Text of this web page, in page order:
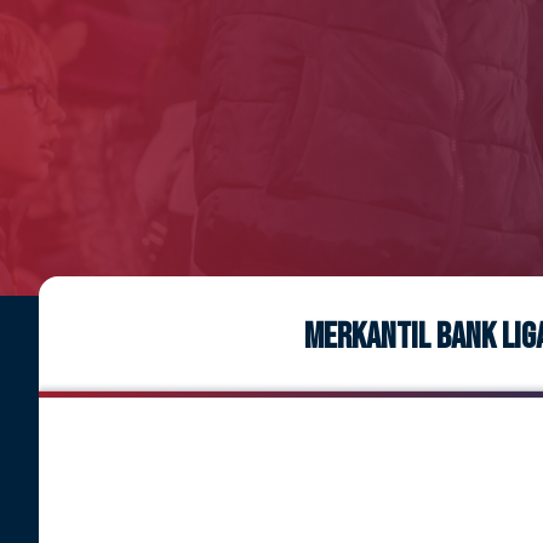
MERKANTIL BANK